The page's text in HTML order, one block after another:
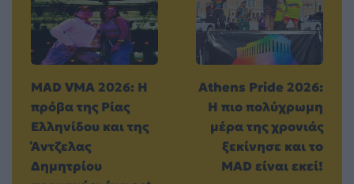
MAD VMA 2026: Η
πρόβα της Ρίας
Ελληνίδου και της
Άντζελας
Δημητρίου
Athens Pride 2026:
Η πιο πολύχρωμη
μέρα της χρονιάς
ξεκίνησε και το
MAD είναι εκεί!